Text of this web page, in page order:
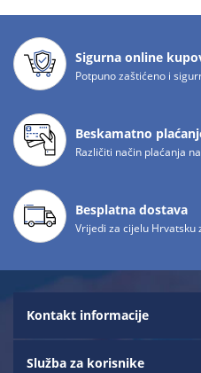
Sigurna online
Potpuno zaštićeno i
Beskamatno
Različiti način plaćanja
Besplatna dostava
Vrijedi za cijelu Hrvatsku
Kontakt informacije
Služba za korisnike